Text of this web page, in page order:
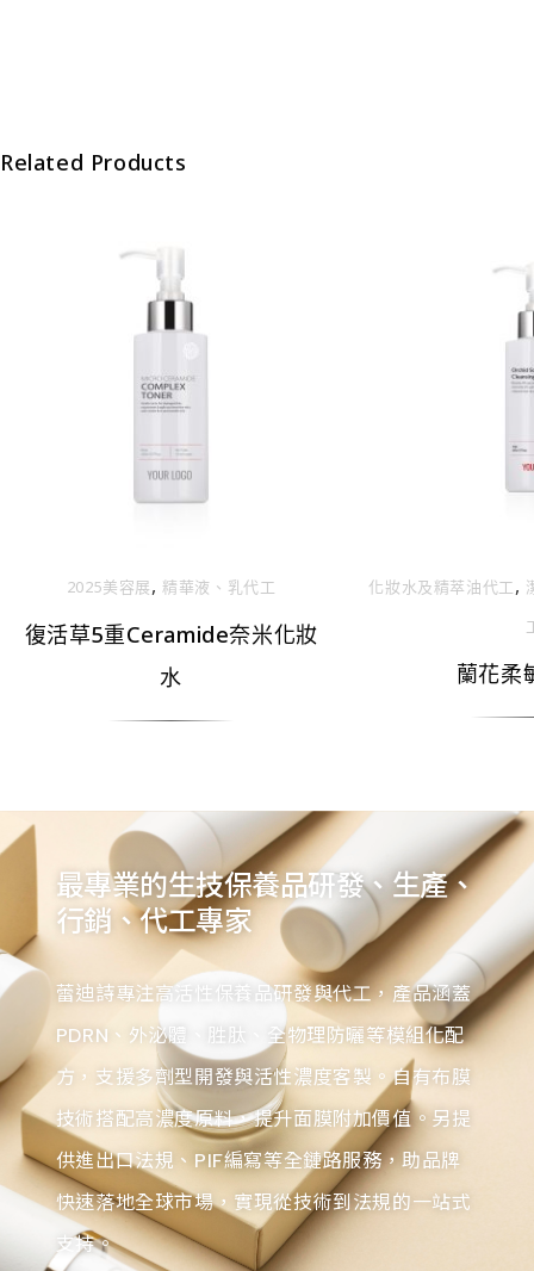
Related Products
2025美容展,精華液、乳代⼯
復活草5重Ceramide奈米化妝
水
化妝⽔及精萃油代⼯,
蘭花柔
最專業的生技保養品研發、生產、
行銷、代工專家
蕾迪詩專注高活性保養品研發與代工，產品涵蓋
PDRN、外泌體、胜肽、全物理防曬等模組化配
方，支援多劑型開發與活性濃度客製。自有布膜
技術搭配高濃度原料，提升面膜附加價值。另提
供進出口法規、PIF編寫等全鏈路服務，助品牌
快速落地全球市場，實現從技術到法規的一站式
支持。